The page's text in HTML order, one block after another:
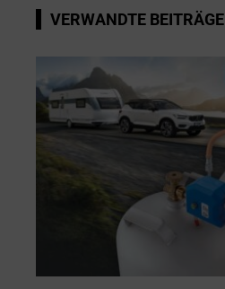
VERWANDTE BEITRÄGE